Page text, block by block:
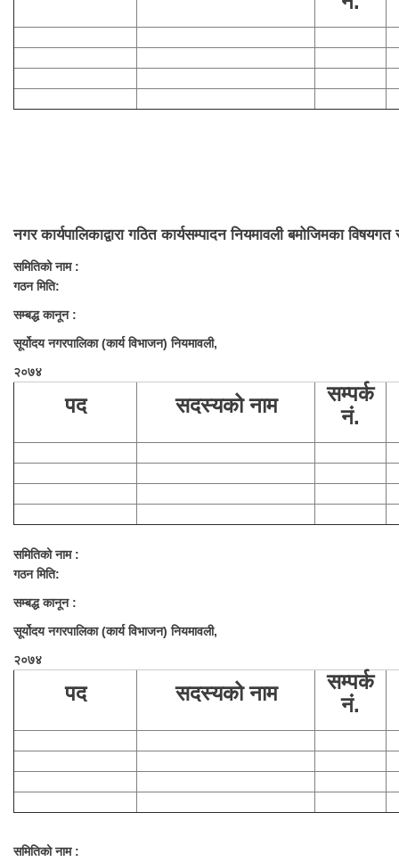
नगर कार्यपालिकाद्वारा गठित कार्यसम्पादन नियमावली बमोजिमका
समितिको नाम :
गठन मिति:
सम्बद्ध कानून :
सूर्योदय नगरपालिका (कार्य विभाजन) नियमावली,
२०७४
पद सदस्यको नाम
सम्पर्क
नं.
समितिको नाम :
गठन मिति:
सम्बद्ध कानून :
सूर्योदय नगरपालिका (कार्य विभाजन) नियमावली,
२०७४
पद सदस्यको नाम
सम्पर्क
नं.
समितिको नाम :